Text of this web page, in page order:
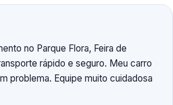
no Parque Flora, Feira de
rápido e seguro. Meu carro
problema. Equipe muito cuidadosa